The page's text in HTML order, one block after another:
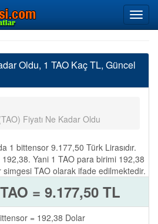
Oldu, 1 TAO Kaç TL, Güncel
Fiyatı Ne Kadar Oldu
1 bittensor 9.177,50 Türk Lirasıdır.
Yani 1 TAO para birimi 192,38
TAO olarak ifade edilmektedir.
= 9.177,50 TL
= 192,38 Dolar